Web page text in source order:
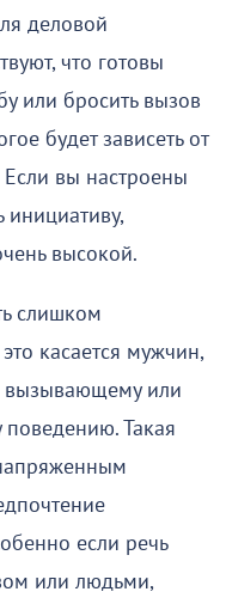
деловой
что готовы
или бросить вызов
будет зависеть от
Если вы настроены
инициативу,
высокой.
слишком
касается мужчин,
вызывающему или
Такая
если речь
или людьми,